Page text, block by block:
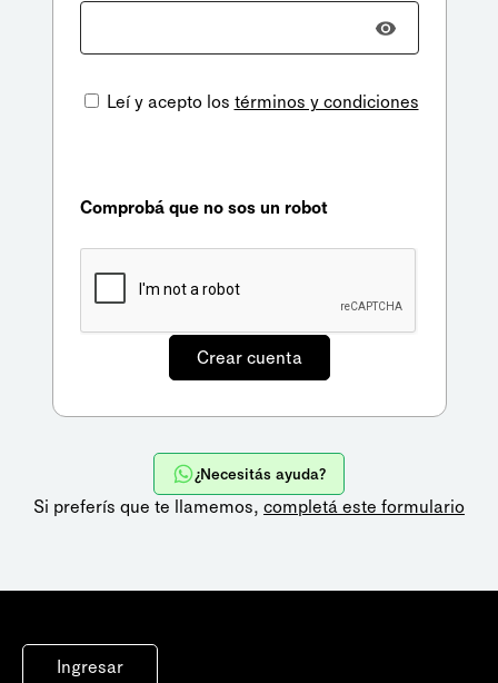
Leí y acepto los términos y condiciones
Comprobá que no sos un robot
¿Necesitás ayuda?
Si preferís que te llamemos, completá este formulario
Ingresar